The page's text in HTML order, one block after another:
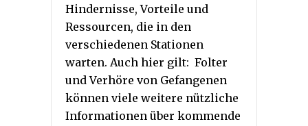
Hindernisse, Vorteile und
Ressourcen, die in den
verschiedenen Stationen
warten. Auch hier gilt: Folter
und Verhöre von Gefangenen
können viele weitere nützliche
Informationen über kommende